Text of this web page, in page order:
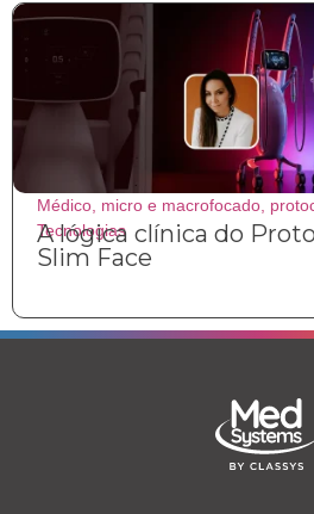
Médico micro e macrofocado
Tecnologias
A lógica clínica do
Slim Face